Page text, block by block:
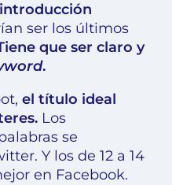
ser los últimos
que ser claro y
.
, el título ideal
Los
se
Y los de 12 a 14
en Facebook.